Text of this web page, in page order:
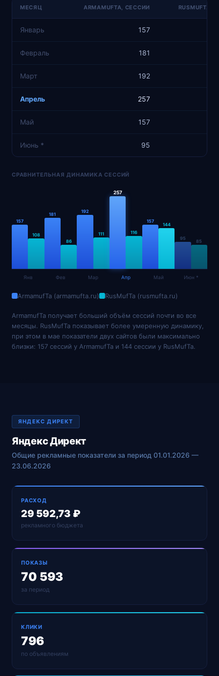
МЕСЯЦ ARMAMUFTA, СЕССИИ RUSMUFTA,
Январь 157
Февраль 181
Март 192
Апрель 257
Май 157
Июнь * 95
СРАВНИТЕЛЬНАЯ ДИНАМИКА СЕССИЙ
157
108
181
86
192
111
257
116
157
144
95
85
Янв Фев Мар Апр Май Июн *
ArmamufTa (armamufta.ru) RusMufTa (rusmufta.ru)
ArmamufTa получает больший объём сессий почти во все
месяцы. RusMufTa показывает более умеренную динамику,
при этом в мае показатели двух сайтов были максимально
близки: 157 сессий у ArmamufTa и 144 сессии у RusMufTa.
ЯНДЕКС ДИРЕКТ
Яндекс Директ
Общие рекламные показатели за период 01.01.2026 —
23.06.2026
РАСХОД
29 592,73 ₽
рекламного бюджета
ПОКАЗЫ
70 593
за период
КЛИКИ
796
по объявлениям